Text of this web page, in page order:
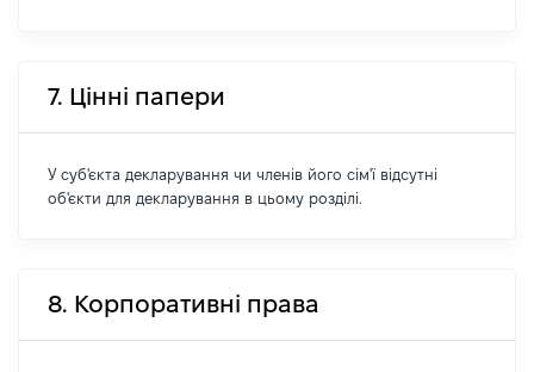
7. Цінні папери
У суб'єкта декларування чи членів його сім'ї відсутні
об'єкти для декларування в цьому розділі.
8. Корпоративні права